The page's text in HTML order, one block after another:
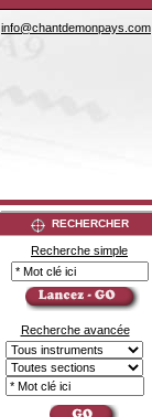
info@chantdemonpays.com
RECHERCHER
Recherche simple
Recherche avancée